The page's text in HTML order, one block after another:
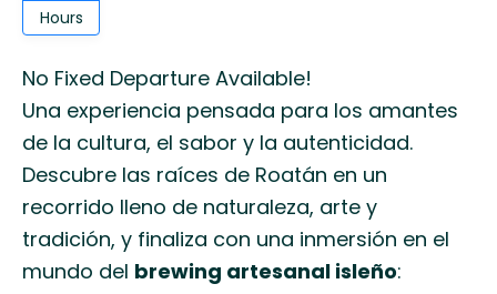
Hours
No Fixed Departure Available!
Una experiencia pensada para los amantes
de la cultura, el sabor y la autenticidad.
Descubre las raíces de Roatán en un
recorrido lleno de naturaleza, arte y
tradición, y finaliza con una inmersión en el
mundo del brewing artesanal isleño: